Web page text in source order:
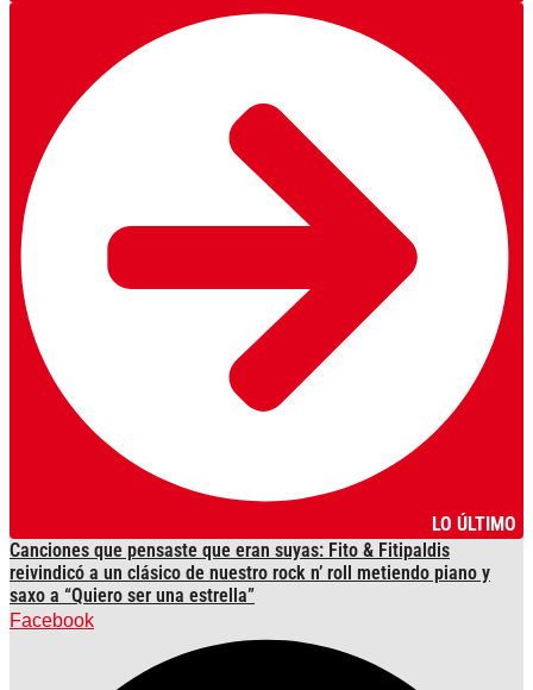
LO ÚLTIMO
Canciones que pensaste que eran suyas: Fito & Fitipaldis
reivindicó a un clásico de nuestro rock n’ roll metiendo piano y
saxo a “Quiero ser una estrella”
Facebook